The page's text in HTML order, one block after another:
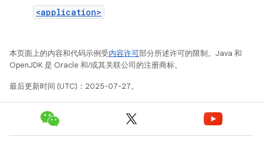
<application>
本页面上的内容和代码示例受内容许可部分所述许可的限制。Java 和
OpenJDK 是 Oracle 和/或其关联公司的注册商标。
最后更新时间 (UTC)：2025-07-27。